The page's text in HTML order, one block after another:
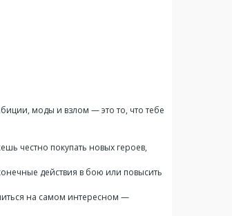
моды и взлом — это то, что тебе
честно покупать новых героев,
действия в бою или повысить
на самом интересном —